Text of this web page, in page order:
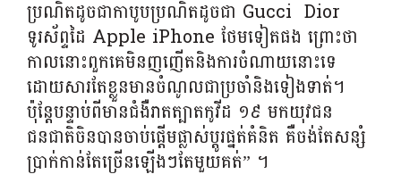
ប្រណិតដូចជាកាបូបប្រណិតដូចជា Gucci Dior
ទូរស័ព្ទដៃ Apple iPhone ថែមទៀតផង ព្រោះថា
កាលនោះពួកគេមិនញញើតនិងការចំណាយនោះទេ
ដោយសារតែខ្លួនមានចំណូលជាប្រចាំនិងទៀងទាត់។
ប៉ុន្តែបន្ទាប់ពីមានជំងឺរាតត្បាតកូវីដ ១៩ មកយុវជន
ជនជាតិចិនបានចាប់ផ្តើមផ្លាស់ប្តូរផ្នត់គំនិត គឺចង់តែសន្សំ
ប្រាក់កាន់តែច្រើនឡើងៗតែមួយគត់” ។